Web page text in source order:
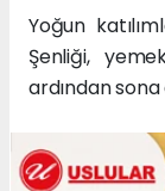
Yoğun
Şenliği,
ardından sona